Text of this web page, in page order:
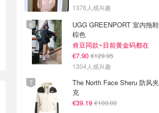
1376人感兴趣
UGG GREENPORT 室内拖鞋
棕色
肯豆同款~目前黄金码都在
€7.90 €129.95
1304人感兴趣
The North Face Sheru 防风夹
克
€39.19 €100.00